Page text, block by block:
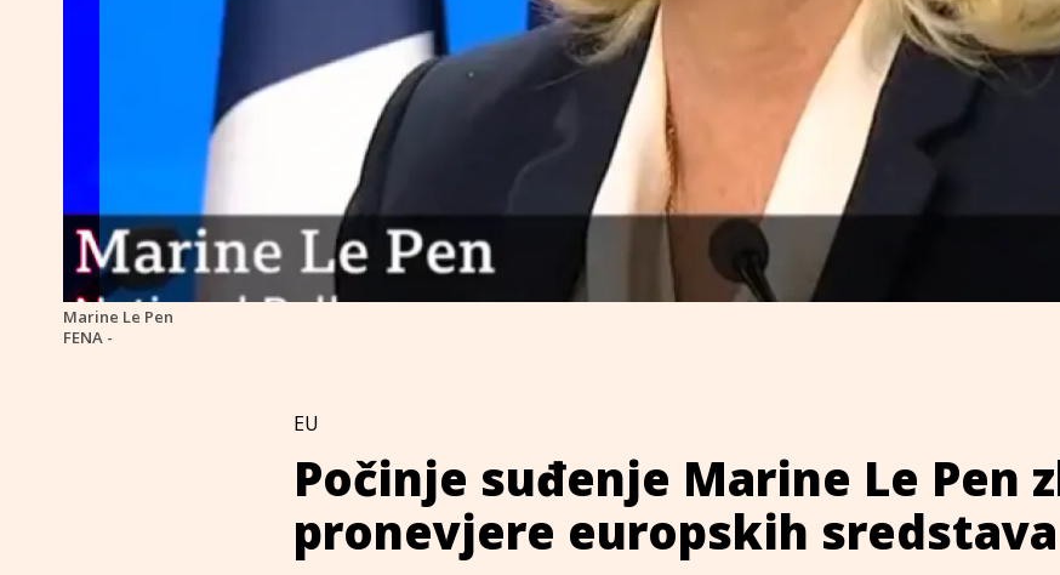
Marine Le Pen
FENA -
EU
Počinje suđenje Marine Le Pen
pronevjere europskih sredstava